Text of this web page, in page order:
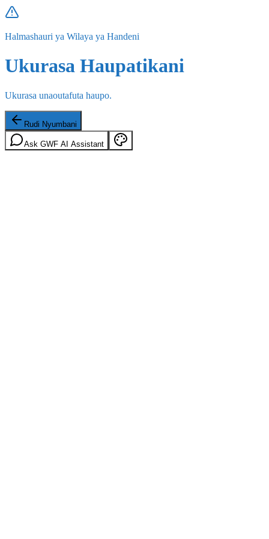
Halmashauri ya Wilaya ya Handeni
Ukurasa Haupatikani
Ukurasa unaoutafuta haupo.
Rudi Nyumbani
Ask GWF AI Assistant